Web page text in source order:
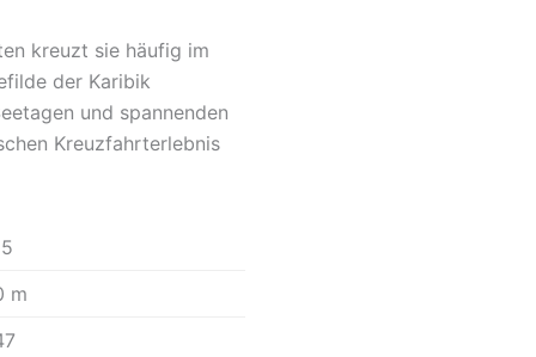
kreuzt sie häufig im
der Karibik
und spannenden
Kreuzfahrterlebnis
m